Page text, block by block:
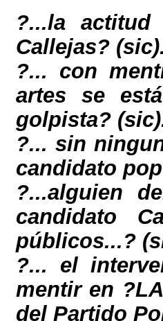
?...la
Callejas?
?... con
artes se
golpista?
?... sin
candidato
?...alguien
candidato
públicos...?
?... el
mentir en ?
del Partido